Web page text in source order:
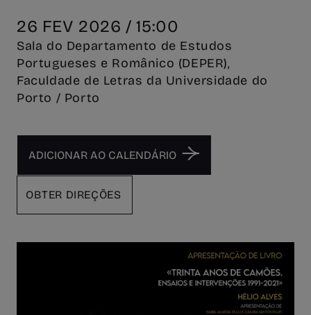
26 FEV 2026 / 15:00
Sala do Departamento de Estudos
Portugueses e Românico (DEPER),
Faculdade de Letras da Universidade do
Porto / Porto
OBTER DIREÇÕES